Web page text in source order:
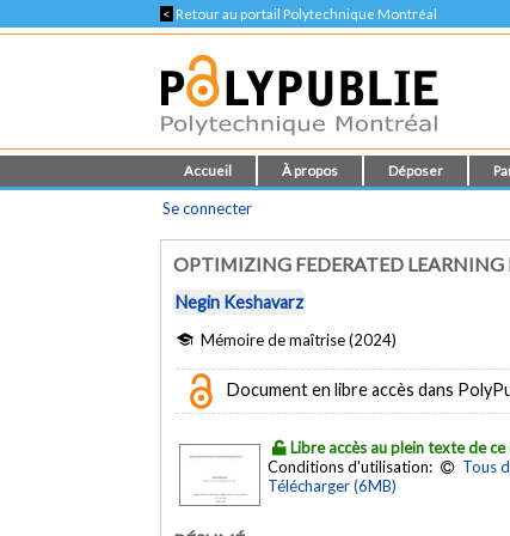
< Retour au portail Polytechnique Montréal
Accueil À propos Déposer
Se connecter
OPTIMIZING FEDERATED
Negin Keshavarz
Mémoire de maîtrise (2024)
Document en libre accès dans
Libre accès au plein texte de
Conditions d'utilisation:
Tous
Télécharger (6MB)